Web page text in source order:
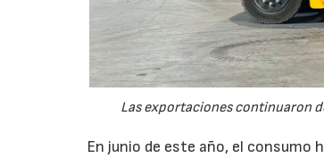
Las exportaciones continuaron
En junio de este año, el consumo